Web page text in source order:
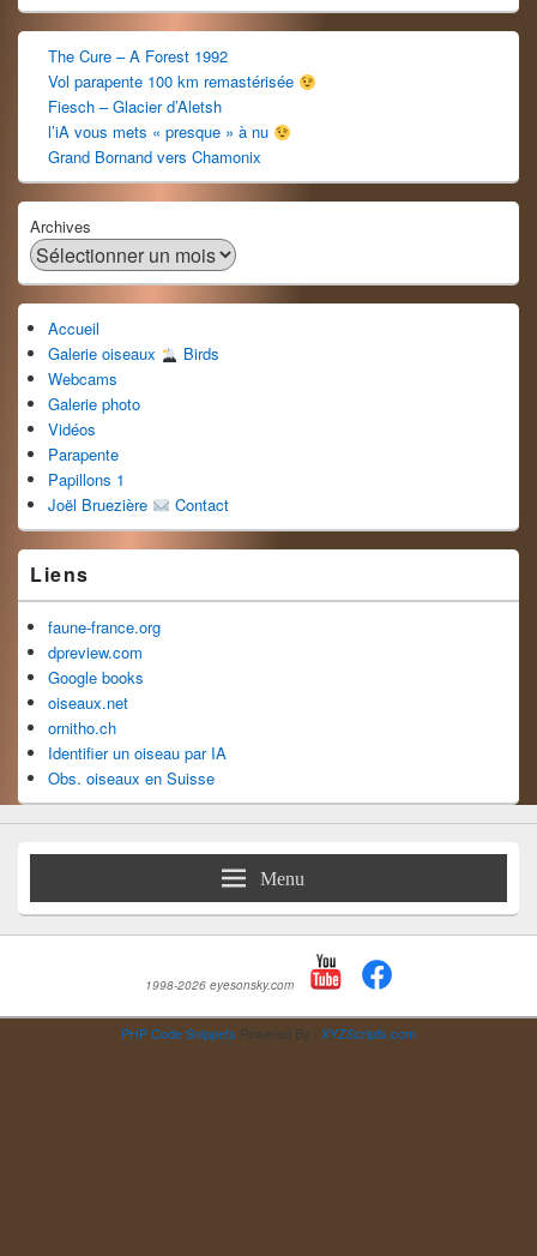
The Cure – A Forest 1992
Vol parapente 100 km remastérisée
Fiesch – Glacier d’Aletsh
l’iA vous mets « presque » à nu
Grand Bornand vers Chamonix
Archives
Accueil
Galerie oiseaux
Birds
Webcams
Galerie photo
Vidéos
Parapente
Papillons 1
Joël Bruezière
Contact
Liens
faune-france.org
dpreview.com
Google books
oiseaux.net
ornitho.ch
Identifier un oiseau par IA
Obs. oiseaux en Suisse
Menu
1998-2026 eyesonsky.com
PHP Code Snippets Powered By : XYZScripts.com